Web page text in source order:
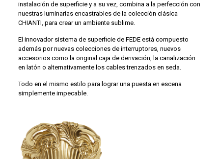
instalación de superficie y a su vez, combina a la perfección con
nuestras luminarias encastrables de la colección clásica
CHIANTI, para crear un ambiente sublime.
El innovador sistema de superficie de FEDE está compuesto
además por nuevas colecciones de interruptores, nuevos
accesorios como la original caja de derivación, la canalización
en latón o alternativamente los cables trenzados en seda.
Todo en el mismo estilo para lograr una puesta en escena
simplemente impecable.